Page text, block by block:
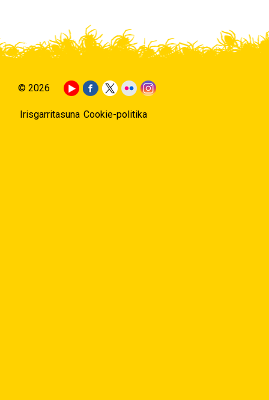
© 2026
Irisgarritasuna Cookie-politika